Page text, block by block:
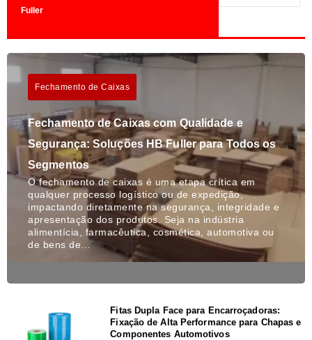
Fuller
Fechamento de Caixas
Fechamento de Caixas com Qualidade e
Segurança: Soluções HB Fuller para Todos os
Segmentos
O fechamento de caixas é uma etapa crítica em
qualquer processo logístico ou de expedição,
impactando diretamente na segurança, integridade e
apresentação dos produtos. Seja na indústria
alimentícia, farmacêutica, cosmética, automotiva ou
de bens de…
Fitas Dupla Face para Encarroçadoras:
Fixação de Alta Performance para Chapas e
Componentes Automotivos